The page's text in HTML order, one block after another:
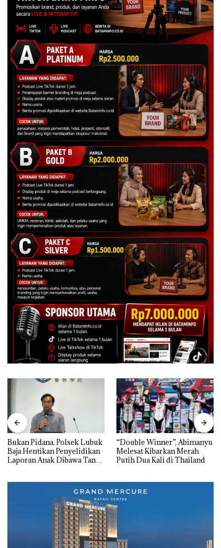
Bukan Pidana, Polsek Lubuk
Baja Hentikan Penyelidikan
Laporan Anak Dibawa Tanpa
“Double Winner”, Abimanyu
Melesat Kibarkan Merah
Putih Dua Kali di Thailand